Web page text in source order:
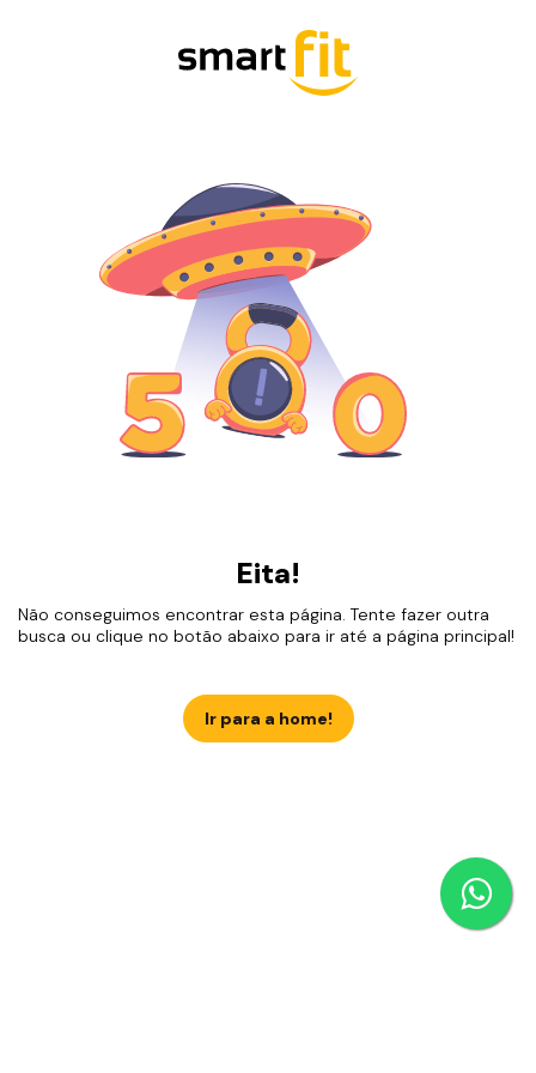
Eita!
Não conseguimos encontrar esta página. Tente fazer outra
busca ou clique no botão abaixo para ir até a página principal!
Ir para a home!